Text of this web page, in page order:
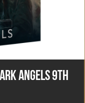
Angels 9th